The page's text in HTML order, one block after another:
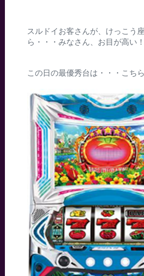
スルドイお客さんが、けっこう
ら・・・みなさん、お目が高い
この日の最優秀台は・・・こち